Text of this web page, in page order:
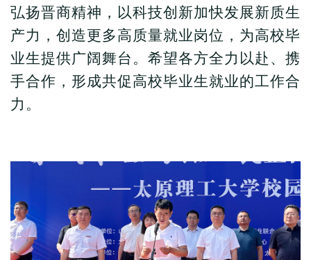
弘扬晋商精神，以科技创新加快发展新质生
产力，创造更多高质量就业岗位，为高校毕
业生提供广阔舞台。希望各方全力以赴、携
手合作，形成共促高校毕业生就业的工作合
力。